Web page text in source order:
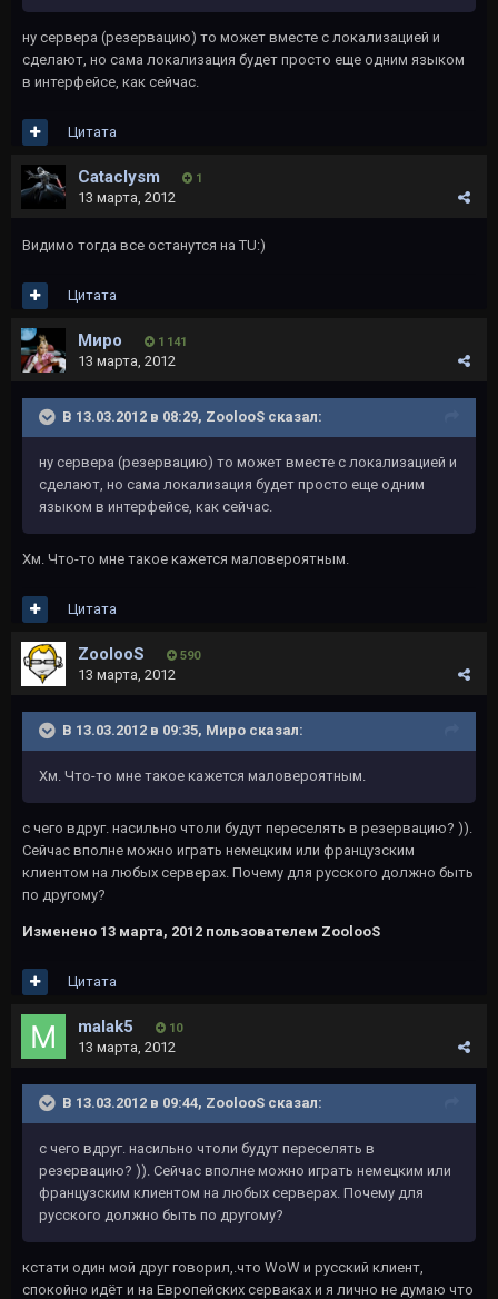
ну сервера (резервацию) то может вместе с локализацией и
сделают, но сама локализация будет просто еще одним языком
в интерфейсе, как сейчас.
Цитата
Cataclysm 1
13 марта, 2012
Видимо тогда все останутся на TU:)
Цитата
Миро 1 141
13 марта, 2012
В 13.03.2012 в 08:29, ZoolooS сказал:
ну сервера (резервацию) то может вместе с локализацией и
сделают, но сама локализация будет просто еще одним
языком в интерфейсе, как сейчас.
Хм. Что-то мне такое кажется маловероятным.
Цитата
ZoolooS 590
13 марта, 2012
В 13.03.2012 в 09:35, Миро сказал:
Хм. Что-то мне такое кажется маловероятным.
с чего вдруг. насильно чтоли будут переселять в резервацию? )).
Сейчас вполне можно играть немецким или французским
клиентом на любых серверах. Почему для русского должно быть
по другому?
Изменено 13 марта, 2012 пользователем ZoolooS
Цитата
malak5 10
13 марта, 2012
В 13.03.2012 в 09:44, ZoolooS сказал:
с чего вдруг. насильно чтоли будут переселять в
резервацию? )). Сейчас вполне можно играть немецким или
французским клиентом на любых серверах. Почему для
русского должно быть по другому?
кстати один мой друг говорил,.что WoW и русский клиент,
спокойно идёт и на Европейских серваках и я лично не думаю что